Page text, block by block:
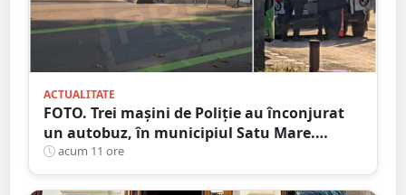
ACTUALITATE
FOTO. Trei mașini de Poliție au înconjurat
un autobuz, în municipiul Satu Mare.
Ambulanța, la fața locului
acum 11 ore